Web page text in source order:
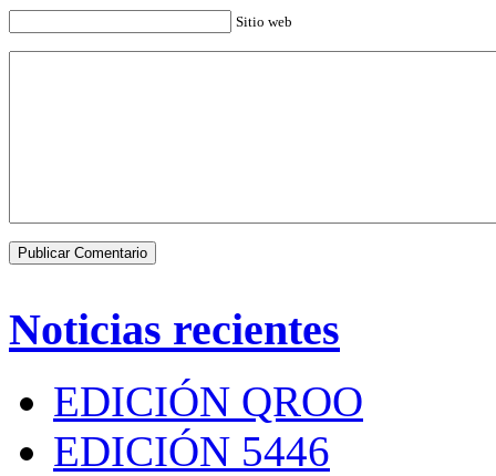
Sitio web
Noticias recientes
EDICIÓN QROO
EDICIÓN 5446